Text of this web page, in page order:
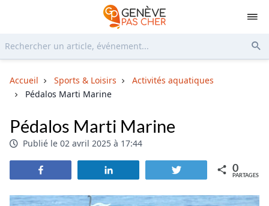
Accueil Sports & Loisirs
Activités aquatiques
Pédalos Marti Marine
Pédalos Marti Marine
Publié le 02 avril 2025 à 17:44
Tweetez 0
PARTAGES